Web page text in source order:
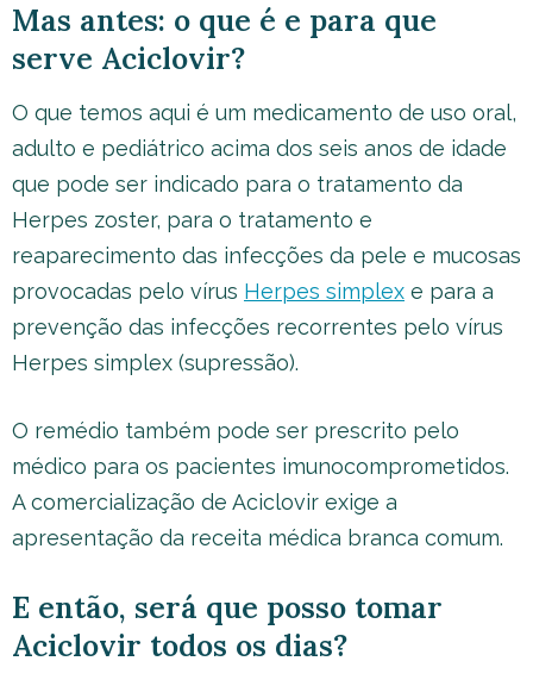
Mas antes: o que é e para que
serve Aciclovir?
O que temos aqui é um medicamento de uso oral,
adulto e pediátrico acima dos seis anos de idade
que pode ser indicado para o tratamento da
Herpes zoster, para o tratamento e
reaparecimento das infecções da pele e mucosas
provocadas pelo vírus Herpes simplex e para a
prevenção das infecções recorrentes pelo vírus
Herpes simplex (supressão).
O remédio também pode ser prescrito pelo
médico para os pacientes imunocomprometidos.
A comercialização de Aciclovir exige a
apresentação da receita médica branca comum.
E então, será que posso tomar
Aciclovir todos os dias?